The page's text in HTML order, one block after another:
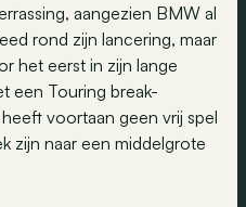
aangezien BMW al
rond zijn lancering, maar
het eerst in zijn lange
een Touring break-
voortaan geen vrij spel
zijn naar een middelgrote